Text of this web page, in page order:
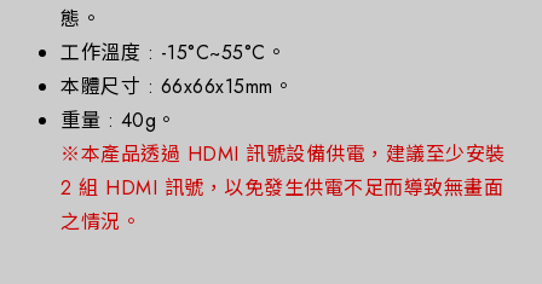
態。
工作溫度 : -15°C~55°C。
本體尺寸 : 66x66x15mm。
重量 : 40g。
※本產品透過 HDMI 訊號設備供電，建議至少安裝
2 組 HDMI 訊號，以免發生供電不足而導致無畫面
之情況。